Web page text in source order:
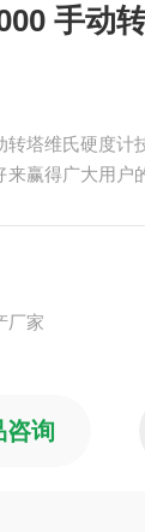
手动
转塔维氏硬度
来赢得广大用户
厂家
咨询